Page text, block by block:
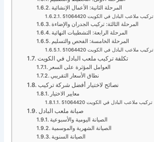
المرحلة الثانية: الأعمال الإنشائية
تركيب ملاعب البادل في الكويت 51064420
المرحلة الثالثة: تركيب الجدران والإضاءة
المرحلة الرابعة: التشطيبات النهائية
المرحلة الخامسة: الفحص والتسليم
تركيب ملاعب البادل في الكويت 51064420
تكلفة تركيب ملعب البادل في الكويت
العوامل المؤثرة على السعر
نطاق الأسعار التقريبي
نصائح لاختيار أفضل شركة تركيب
معايير الاختيار
تركيب ملاعب البادل في الكويت 51064420
صيانة ملعب البادل
الصيانة اليومية والأسبوعية
الصيانة الشهرية والموسمية
الصيانة السنوية